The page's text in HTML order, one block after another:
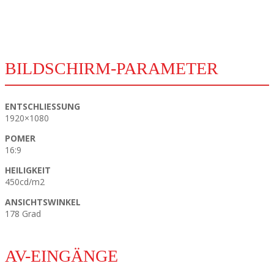
BILDSCHIRM-PARAMETER
ENTSCHLIESSUNG
1920×1080
POMER
16:9
HEILIGKEIT
450cd/m2
ANSICHTSWINKEL
178 Grad
AV-EINGÄNGE